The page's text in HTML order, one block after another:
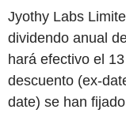
Jyothy Labs
dividendo anual
hará efectivo el
descuento (ex-
date) se han